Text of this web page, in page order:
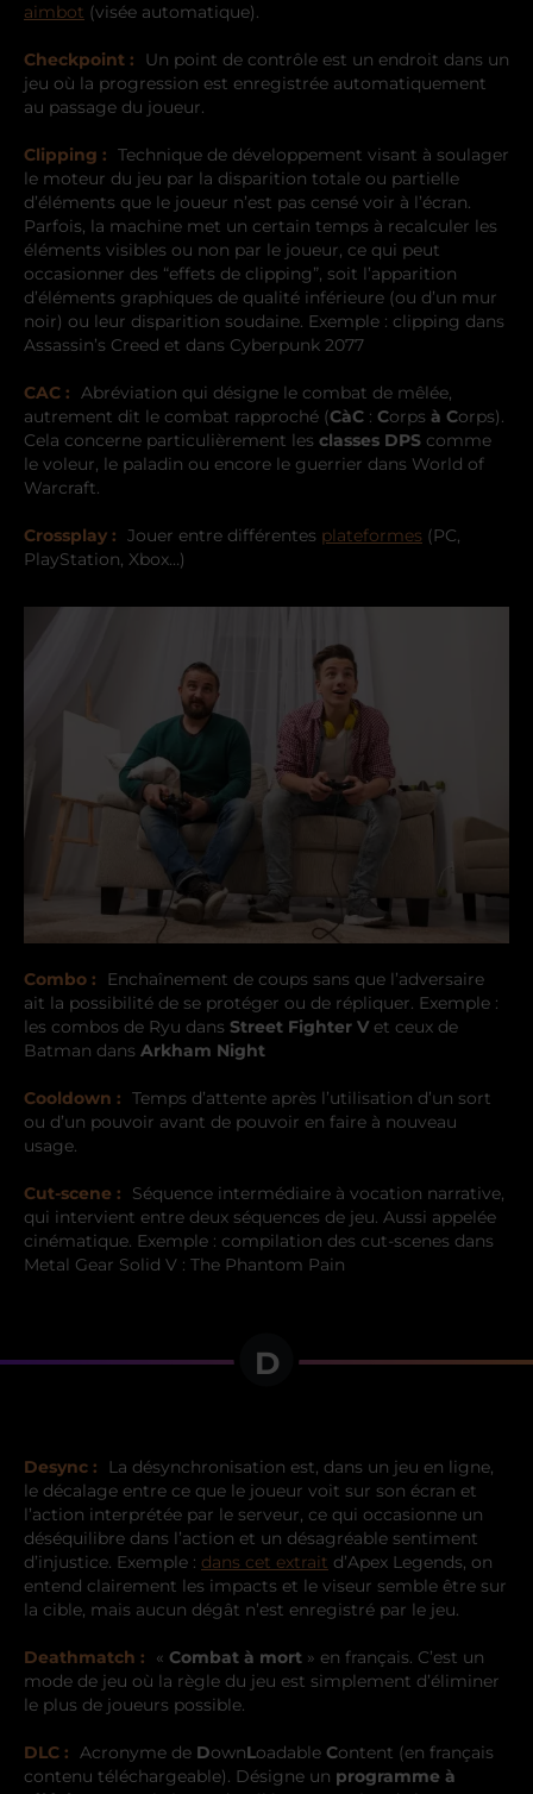
Combo :
Enchaînement de coups sans que l’adversaire
ait la possibilité de se protéger ou de répliquer. Exemple :
les combos de Ryu dans Street Fighter V et ceux de
Batman dans Arkham Night
Cooldown : Temps d’attente après l’utilisation d’un sort
ou d’un pouvoir avant de pouvoir en faire à nouveau
usage.
Cut-scene :
Séquence intermédiaire à vocation narrative,
qui intervient entre deux séquences de jeu. Aussi appelée
cinématique. Exemple : compilation des cut-scenes dans
Metal Gear Solid V : The Phantom Pain
aimbot (visée automatique).
Checkpoint :
Un point de contrôle est un endroit dans un
jeu où la progression est enregistrée automatiquement
au passage du joueur.
Clipping : Technique de développement visant à soulager
le moteur du jeu par la disparition totale ou partielle
d’éléments que le joueur n’est pas censé voir à l’écran.
Parfois, la machine met un certain temps à recalculer les
éléments visibles ou non par le joueur, ce qui peut
occasionner des “effets de clipping”, soit l’apparition
d’éléments graphiques de qualité inférieure (ou d’un mur
noir) ou leur disparition soudaine. Exemple : clipping dans
Assassin’s Creed et dans Cyberpunk 2077
CAC : Abréviation qui désigne le combat de mêlée,
autrement dit le combat rapproché (CàC : Corps à Corps).
Cela concerne particulièrement les classes DPS comme
le voleur, le paladin ou encore le guerrier dans World of
Warcraft.
Crossplay : Jouer entre différentes plateformes (PC,
PlayStation, Xbox…)
D
Desync :
La désynchronisation est, dans un jeu en ligne,
le décalage entre ce que le joueur voit sur son écran et
l’action interprétée par le serveur, ce qui occasionne un
déséquilibre dans l’action et un désagréable sentiment
d’injustice. Exemple : dans cet extrait d’Apex Legends, on
entend clairement les impacts et le viseur semble être sur
la cible, mais aucun dégât n’est enregistré par le jeu.
Deathmatch : « Combat à mort » en français. C’est un
mode de jeu où la règle du jeu est simplement d’éliminer
le plus de joueurs possible.
DLC : Acronyme de DownLoadable Content (en français
contenu téléchargeable). Désigne un programme à